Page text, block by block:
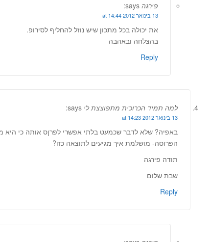
פירגה says:
13 בינואר 2012 at 14:44
את יכולה בכל מתכון שיש נוזל להחליף לסירופ.
בהצלחה ובאהבה
Reply
למה תמיד הכרוכית מתפוצצת לי says:
13 בינואר 2012 at 14:23
באפיה? שלא לדבר שכמעט בלתי אפשרי לפרןס אותה כי היא
הפרוסה- מושלמת איך מגיעים לתוצאה כזו?
תודה פירגה
שבת שלום
Reply